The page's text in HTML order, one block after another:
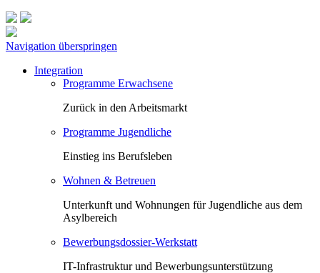
Navigation überspringen
Integration
Programme Erwachsene
Zurück in den Arbeitsmarkt
Programme Jugendliche
Einstieg ins Berufsleben
Wohnen & Betreuen
Unterkunft und Wohnungen für Jugendliche aus dem
Asylbereich
Bewerbungsdossier-Werkstatt
IT-Infrastruktur und Bewerbungsunterstützung